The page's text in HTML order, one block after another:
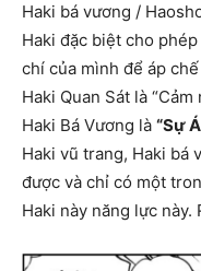
Haki bá vương /
Haki đặc biệt cho
chí của mình để áp
Haki Quan Sát là “Cảm
Haki Bá Vương là “Sự
Haki vũ trang, Haki bá
được và chỉ có một
Haki này năng lực này.